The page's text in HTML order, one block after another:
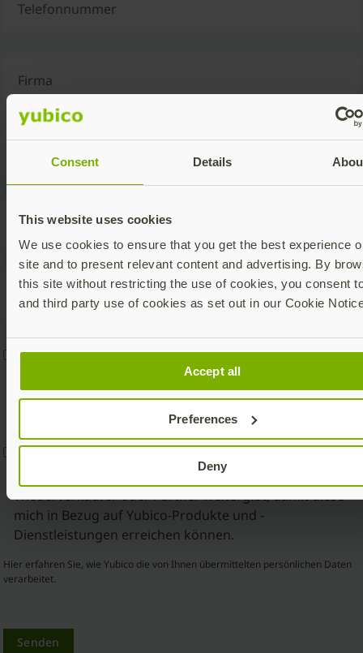
Consent Details
This website uses cookies
We use cookies to ensure that you get the best experience
site and to present relevant content and advertising. By
this site without restricting the use of cookies, you consent
and third party use of cookies as set out in our Cookie
Accept all
Preferences
Deny
Telefonnummer
Firma
Branche
Land
Marketingmitteilungen entscheiden, einschließlich
Newsletter, Angebote sowie Updates zu Yubico-
Produkten und -Dienstleistungen.
übermittelten Informationen an Händler,
Wiederverkäufer oder Partner weitergibt, damit diese
mich in Bezug auf Yubico-Produkte und -
Dienstleistungen erreichen können.
Hier erfahren Sie, wie Yubico die von Ihnen übermittelten persönlichen Daten
verarbeitet.
Senden